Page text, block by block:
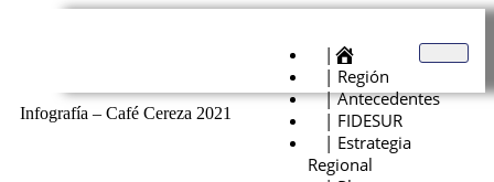
|
| Región
| Antecedentes
| FIDESUR
| Estrategia
Regional
Infografía – Café Cereza 2021